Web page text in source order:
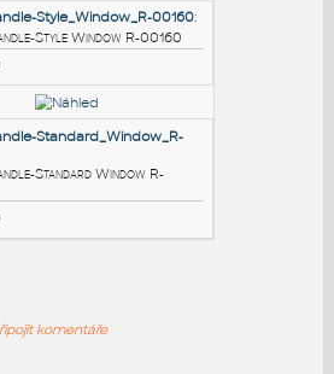
Handle-Classic Window R-00152
Style_Door_R-00156
Handle-Style Door R-00156
Okna
komentáře